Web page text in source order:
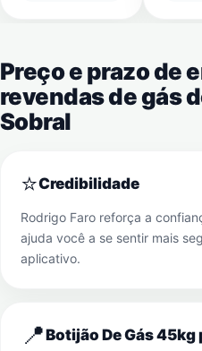
Preço e prazo de
revendas de gás
Sobral
⭐Credibilidade
Rodrigo Faro reforça a
ajuda você a se sentir mais
aplicativo.
📍Botijão De Gás 45kg